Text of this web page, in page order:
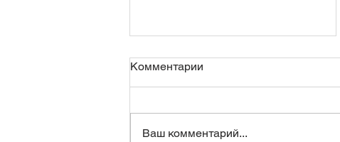
Комментарии
Ваш комментарий...